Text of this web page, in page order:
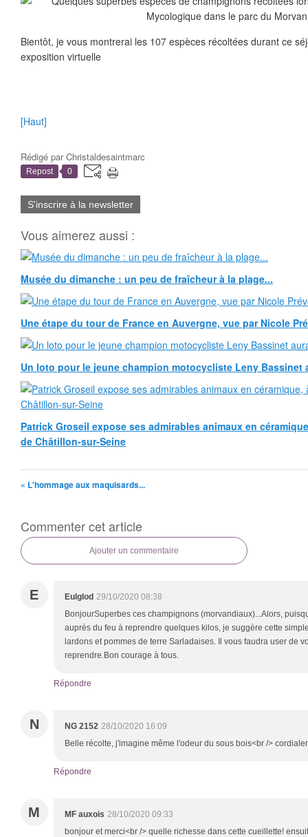
Bientôt, je vous montrerai les 107 espèces récoltées durant ce
exposition virtuelle
[Haut]
Rédigé parChristaldesaintmarc
Repost 0
S'inscrire à la newsletter
Vous aimerez aussi :
Musée du dimanche : un peu de fraîcheur à la plage...
Une étape du tour de France en Auvergne, vue par Nicole
Un loto pour le jeune champion motocycliste Leny Bassinet
Patrick Groseil expose ses admirables animaux en
de Châtillon-sur-Seine
« L'hommage aux maquisards...
Commenter cet article
Ajouter un commentaire
E Eulglod 29/10/2020 08:38
BonjourSuperbes ces champignons (morvandiaux)...Alors,
auprès du feu à reprendre quelques kilos, je suggère cette
lardons et pommes de terre Sarladaises. Il vous faudra user de
reprendre.Bon courage à tous.
Répondre
N NG 2152 28/10/2020 16:09
Belle récolte, j'imagine même l'odeur du sous bois<br />
Répondre
M MF auxois 28/10/2020 09:33
bonjour et merci<br /> quelle richesse dans cette cueillette!